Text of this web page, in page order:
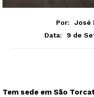
Por:
José
Data:
9 de
Tem sede em São